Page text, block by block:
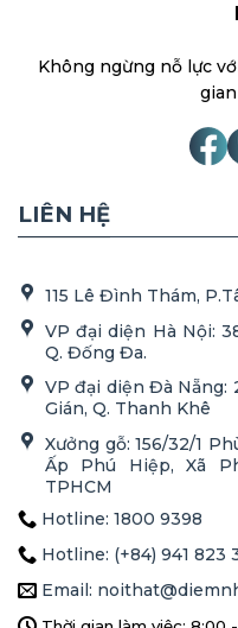
Không ngừng nỗ lực
LIÊN HỆ
115 Lê Đình Thám,
VP đại diện Hà Nội:
Q. Đống Đa.
VP đại diện Đà Nẵng:
Gián, Q. Thanh Khê
Xưởng gỗ: 156/32/1
Ấp Phú Hiệp, Xã
TPHCM
Hotline: 1800 9398
Hotline: (+84) 941 823
Email: